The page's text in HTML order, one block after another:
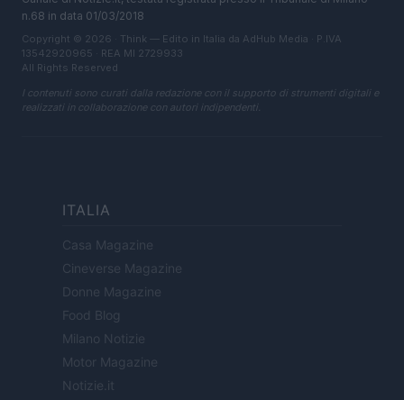
n.68 in data 01/03/2018
Copyright © 2026 · Think — Edito in Italia da AdHub Media · P.IVA
13542920965 · REA MI 2729933
All Rights Reserved
I contenuti sono curati dalla redazione con il supporto di strumenti digitali e
realizzati in collaborazione con autori indipendenti.
ITALIA
Casa Magazine
Cineverse Magazine
Donne Magazine
Food Blog
Milano Notizie
Motor Magazine
Notizie.it